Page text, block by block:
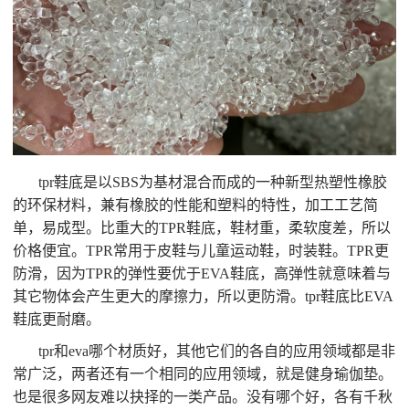
tpr鞋底是以SBS为基材混合而成的一种新型热塑性橡胶
的环保材料，兼有橡胶的性能和塑料的特性，加工工艺简
单，易成型。比重大的TPR鞋底，鞋材重，柔软度差，所以
价格便宜。TPR常用于皮鞋与儿童运动鞋，时装鞋。TPR更
防滑，因为TPR的弹性要优于EVA鞋底，高弹性就意味着与
其它物体会产生更大的摩擦力，所以更防滑。tpr鞋底比EVA
鞋底更耐磨。
tpr和eva哪个材质好，其他它们的各自的应用领域都是非
常广泛，两者还有一个相同的应用领域，就是健身瑜伽垫。
也是很多网友难以抉择的一类产品。没有哪个好，各有千秋